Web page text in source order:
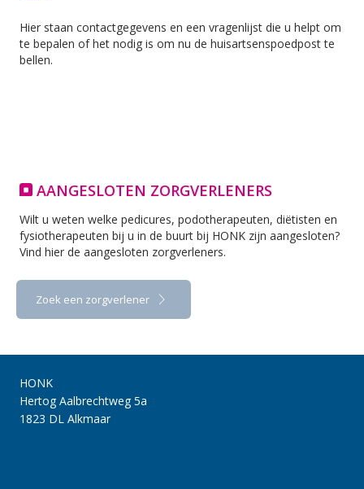
Hier staan contactgegevens en een vragenlijst die u helpt om
te bepalen of het nodig is om nu de huisartsenspoedpost te
bellen.
AANGESLOTEN ZORGVERLENERS
Wilt u weten welke pedicures, podotherapeuten, diëtisten en
fysiotherapeuten bij u in de buurt bij HONK zijn aangesloten?
Vind hier de aangesloten zorgverleners.
Zoek een zorgverlener
HONK
Hertog Aalbrechtweg 5a
1823 DL Alkmaar